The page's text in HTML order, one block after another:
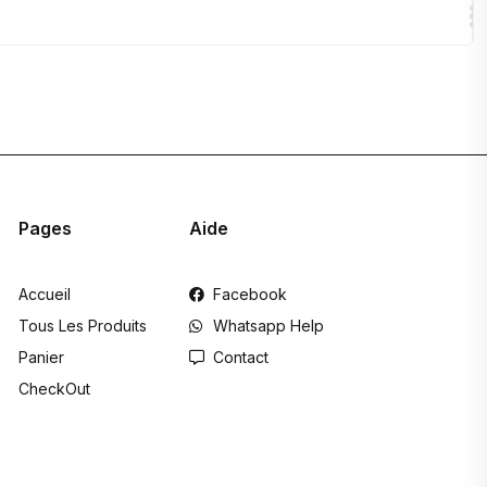
Pages
Accueil
Tous Les Produits
Panier
CheckOut
Aide
Facebook
Whatsapp Help
Contact